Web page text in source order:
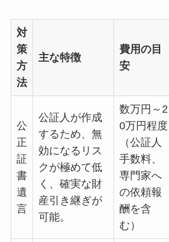
対
策
方
法
主な特徴
費用の目
安
公
正
証
書
遺
言
公証人が作成
するため、無
効になるリス
クが極めて低
く、確実な財
産引き継ぎが
可能。
数万円～2
0万円程度
（公証人
手数料、
専門家へ
の依頼報
酬を含
む）